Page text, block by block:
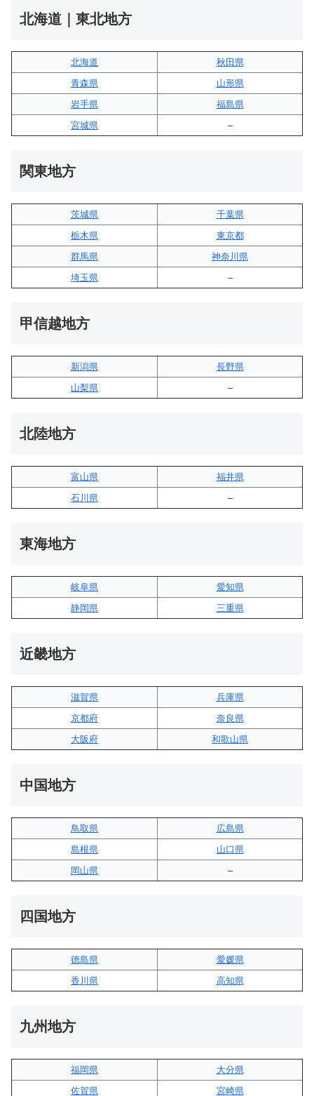
北海道｜東北地方
北海道
秋田県
青森県
山形県
岩手県
福島県
宮城県
–
関東地方
茨城県
千葉県
栃木県
東京都
群馬県
神奈川県
埼玉県
–
甲信越地方
新潟県
長野県
山梨県
–
北陸地方
富山県
福井県
石川県
–
東海地方
岐阜県
愛知県
静岡県
三重県
近畿地方
滋賀県
兵庫県
京都府
奈良県
大阪府
和歌山県
中国地方
鳥取県
広島県
島根県
山口県
岡山県
–
四国地方
徳島県
愛媛県
香川県
高知県
九州地方
福岡県
大分県
佐賀県
宮崎県